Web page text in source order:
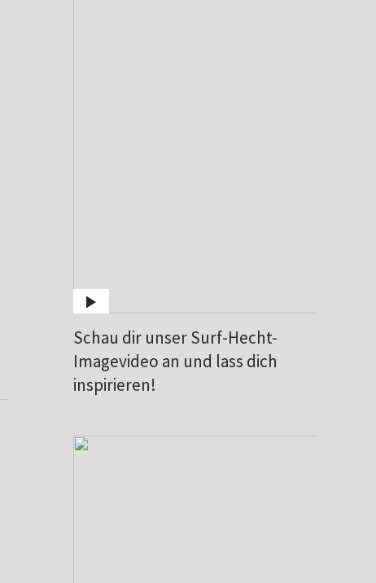
Schau dir unser Surf-Hecht-
Imagevideo an und lass dich
inspirieren!